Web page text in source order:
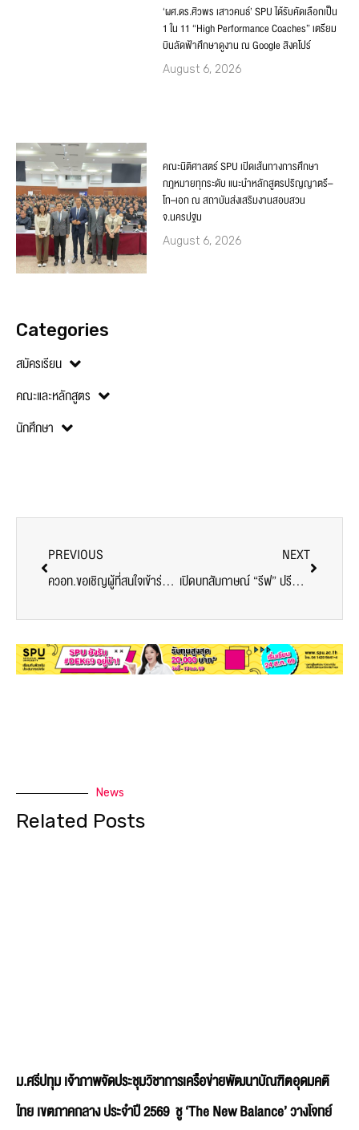
‘ผศ.ดร.ศิวพร เสาวคนธ์’ SPU ได้รับคัดเลือกเป็น
1 ใน 11 “High Performance Coaches” เตรียม
บินลัดฟ้าศึกษาดูงาน ณ Google สิงคโปร์
August 6, 2026
คณะนิติศาสตร์ SPU เปิดเส้นทางการศึกษา
กฎหมายทุกระดับ แนะนำหลักสูตรปริญญาตรี–
โท–เอก ณ สถาบันส่งเสริมงานสอบสวน
จ.นครปฐม
August 6, 2026
Categories
สมัครเรียน
คณะและหลักสูตร
นักศึกษา
PREVIOUS
ควอท.ขอเชิญผู้ที่สนใจเข้าร่วมการอบรมออนไลน์ “การวิจัยจากงานประจำ สำหรับสายสนับสนุนในระบบการศึกษาไทย”
NEXT
เปิดบทสัมกาษณ์ “รีฟ” ปรีชนนท์ สาลี เรียนสถาปัตย์ได้อะไร?
News
Related Posts
ม.ศรีปทุม เจ้าภาพจัดประชุมวิชาการเครือข่ายพัฒนาบัณฑิตอุดมคติ
ไทย เขตภาคกลาง ประจำปี 2569 ชู ‘The New Balance’ วางโจทย์